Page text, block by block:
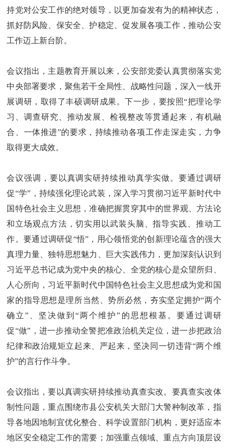
持党对公安工作的绝对领导，以更加奋发有为的精神状态，
抓好防风险、保安全、护稳定、促发展各项工作，推动公安
工作迈上新台阶。
会议指出，主题教育开展以来，公安部党委认真贯彻落实党
中央部署要求，聚焦若干全局性、战略性问题，深入一线开
展调研，取得了丰硕调研成果。下一步，要按照“把理论学
习、调查研究、推动发展、检视整改等贯通起来，有机融
合、一体推进”的要求，持续推动各项工作走深走实，力争
取得更大成效。
会议强调，要以真调实研持续推动真学实做。要通过调研
促“学”，持续强化理论武装，深入学习贯彻习近平新时代中
国特色社会主义思想，准确把握贯穿其中的世界观、方法论
和立场观点方法，切实用以武装头脑、指导实践、推动工
作。要通过调研促“悟”，用心领悟党的创新理论蕴含的强大
真理力量、独特思想魅力、巨大实践伟力，更加深刻认识到
习近平总书记成为党中央的核心、全党的核心是众望所归、
人心所向，习近平新时代中国特色社会主义思想成为党和国
家的指导思想是理所当然、势所必然，夯实坚定拥护“两个
确立”、坚决做到“两个维护”的思想根基。要通过调研
促“做”，进一步推动全警把准政治机关定位，进一步把政治
纪律和政治规矩立起来、严起来，坚决同一切违背“两个维
护”的言行作斗争。
会议指出，要以真调实研持续推动真查实改。要真查实改体
制性问题，重点围绕市县公安机关大部门大警种制改革，指
导各地因地制宜优化整合、科学设置部门机构，更好适应本
地区安全稳定工作的需要；加强重点领域、重点方向顶层设